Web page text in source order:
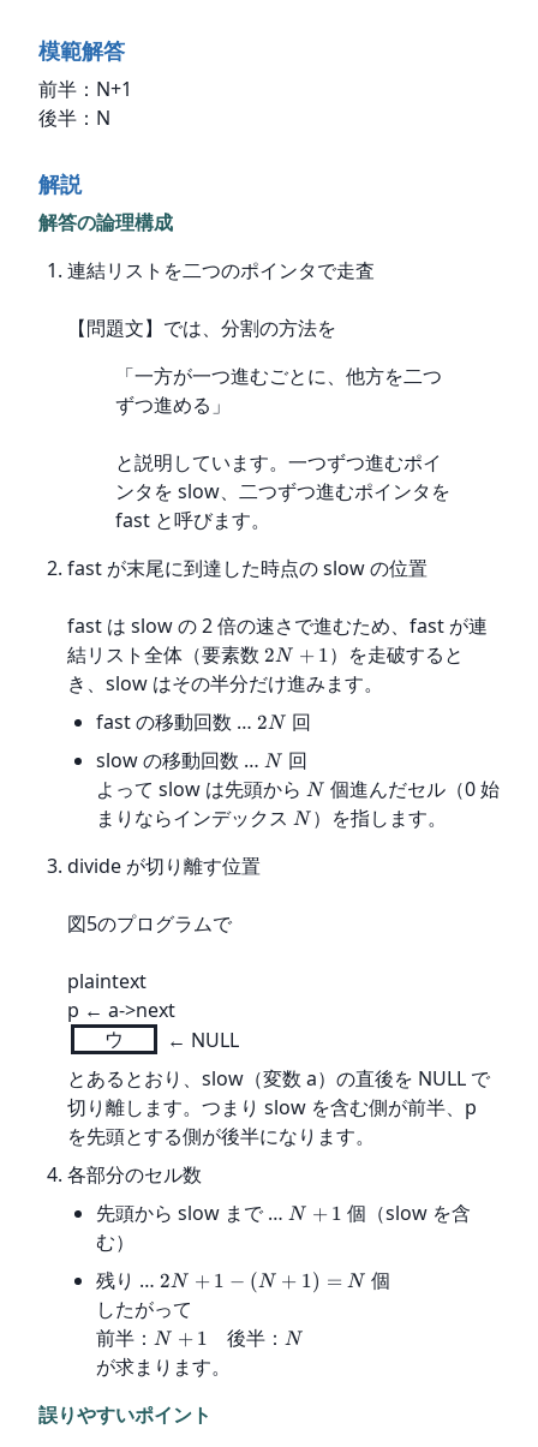
模範解答
前半：N+1
後半：N
解説
解答の論理構成
連結リストを二つのポインタで走査
【問題文】では、分割の方法を
「一方が一つ進むごとに、他方を二つ
ずつ進める」
と説明しています。一つずつ進むポイ
ンタを slow、二つずつ進むポインタを
fast と呼びます。
fast が末尾に到達した時点の slow の位置
fast は slow の 2 倍の速さで進むため、fast が連
結リスト全体（要素数 2N + 1）を走破すると
き、slow はその半分だけ進みます。
fast の移動回数 … 2N 回
slow の移動回数 … N 回
よって slow は先頭から N 個進んだセル（0 始
まりならインデックス N ）を指します。
divide が切り離す位置
図5のプログラムで
plaintext
ウ
← NULL
とあるとおり、slow（変数 a）の直後を NULL で
切り離します。つまり slow を含む側が前半、p
を先頭とする側が後半になります。
各部分のセル数
先頭から slow まで … N + 1 個（slow を含
む）
残り … 2N + 1 − (N + 1) = N 個
したがって
前半： N + 1 後半：N
が求まります。
誤りやすいポイント